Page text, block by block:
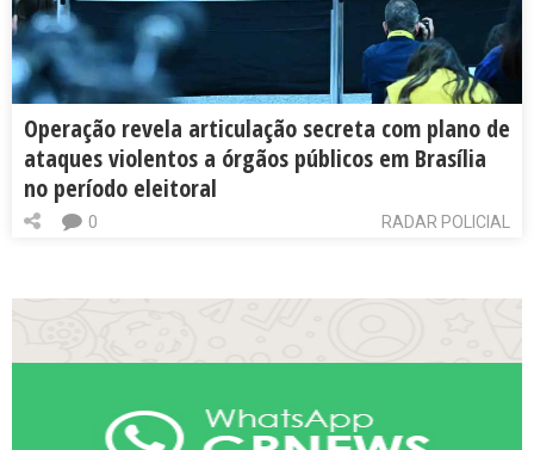
Operação revela articulação secreta com plano de
ataques violentos a órgãos públicos em Brasília
no período eleitoral
RADAR POLICIAL
0